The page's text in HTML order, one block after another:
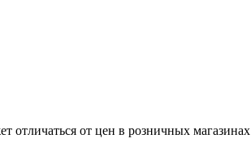
отличаться от цен в розничных магазинах